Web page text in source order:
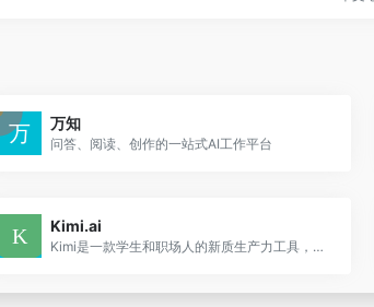
万知
问答、阅读、创作的一站式AI工作平台
Kimi.ai
Kimi是一款学生和职场人的新质生产力工具，帮你解读论文，策划方案，创作小说，写代码查BUG，多语言翻译，有问题问Kimi，一键解决你的所有难题。